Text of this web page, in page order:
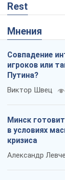
Rest
Мнения
Совпадение
игроков или
Путина?
Виктор Швец
Минск
в условиях
кризиса
Александр